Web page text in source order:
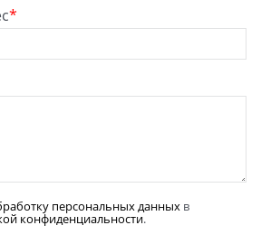
персональных данных в
конфиденциальности.